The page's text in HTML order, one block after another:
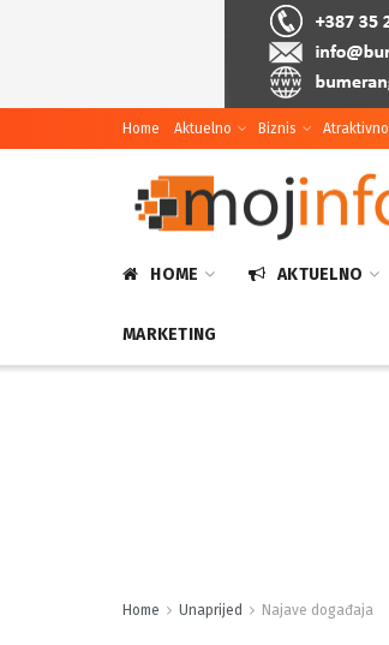
Home Aktuelno Biznis Atraktivno
HOME AKTUELNO
MARKETING
Home Unaprijed Najave događaja